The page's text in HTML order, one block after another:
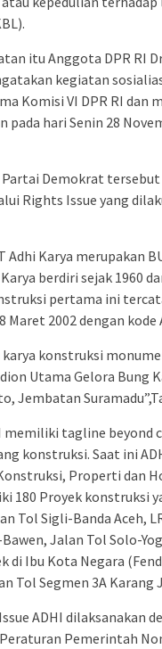
itu Anggota DPR RI
kegiatan
Komisi VI DPR RI dan
pada hari Senin 28
Demokrat
Rights Issue yang
Adhi Karya merupakan
berdiri sejak 1960
pertama ini
Maret 2002 dengan kode
konstruksi
Utama Gelora Bung
Jembatan
memiliki tagline beyond
konstruksi. Saat ini
Properti dan
180 Proyek konstruksi
Tol Sigli-Banda Aceh,
Jalan Tol Solo-
di Ibu Kota Negara
Tol Segmen 3A Karang
ADHI dilaksanakan
Peraturan Pemerintah